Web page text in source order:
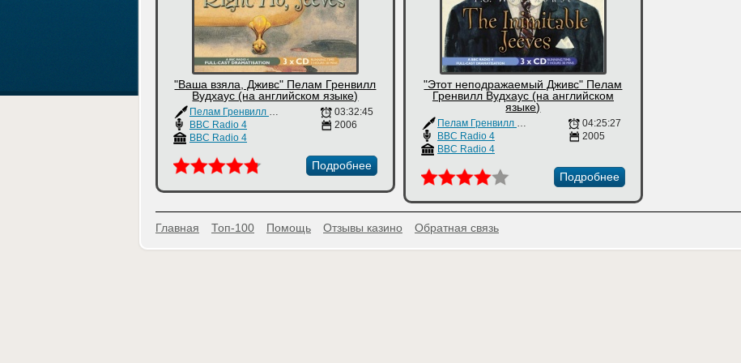
"Ваша взяла, Дживс" Пелам Гренвилл
Вудхаус (на английском языке)
Пелам Гренвилл Вудхаус
BBC Radio 4
BBC Radio 4
03:32:45
2006
Подробнее
"Этот неподражаемый Дживс" Пелам
Гренвилл Вудхаус (на английском
языке)
Пелам Гренвилл Вудхаус
BBC Radio 4
BBC Radio 4
04:25:27
2005
Подробнее
Главная Топ-100 Помощь Отзывы казино Обратная связь